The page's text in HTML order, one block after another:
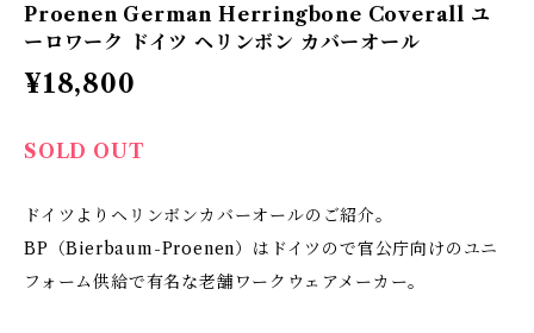
Proenen German Herringbone Coverall ユ
ーロワーク ドイツ ヘリンボン カバーオール
¥18,800
SOLD OUT
ドイツよりヘリンボンカバーオールのご紹介。
BP（Bierbaum-Proenen）はドイツので官公庁向けのユニ
フォーム供給で有名な老舗ワークウェアメーカー。